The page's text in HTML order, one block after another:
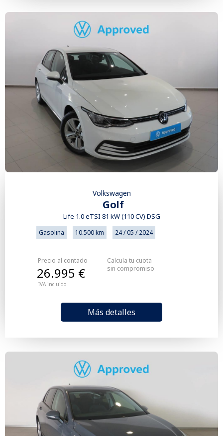
Volkswagen
Golf
Life 1.0 eTSI 81 kW (110 CV) DSG
Gasolina 10.500 km 24 / 05 / 2024
Precio al contado
IVA incluido
26.995 €
Más detalles
Calcula tu cuota
sin compromiso